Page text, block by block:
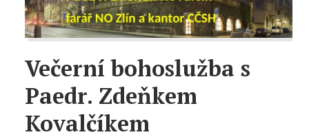
Večerní bohoslužba s
Paedr. Zdeňkem
Kovalčíkem